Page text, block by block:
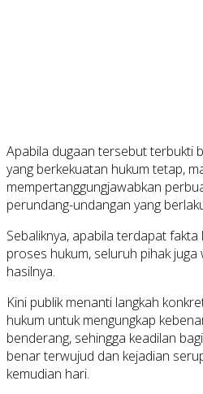
Apabila dugaan tersebut terbukti
yang berkekuatan hukum tetap,
mempertanggungjawabkan
perundang-undangan yang
Sebaliknya, apabila terdapat
proses hukum, seluruh pihak
hasilnya.
Kini publik menanti langkah
hukum untuk mengungkap
benderang, sehingga keadilan
benar terwujud dan kejadian
kemudian hari.